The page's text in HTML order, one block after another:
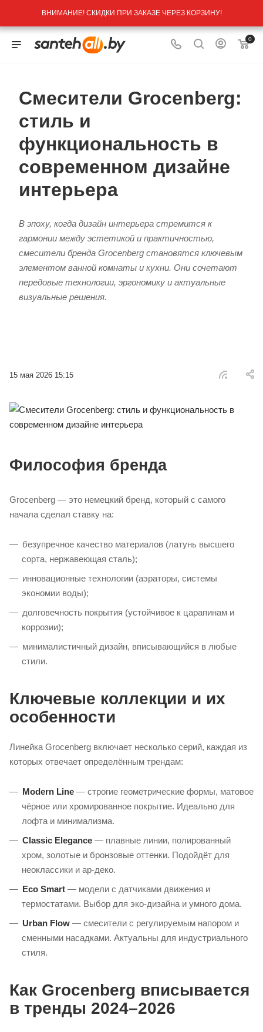
ВНИМАНИЕ! СКИДКИ ПРИ ЗАКАЗЕ ЧЕРЕЗ КОРЗИНУ!
0
Смесители Grocenberg:
стиль и
функциональность в
современном дизайне
интерьера
В эпоху, когда дизайн интерьера стремится к
гармонии между эстетикой и практичностью,
смесители бренда Grocenberg становятся ключевым
элементом ванной комнаты и кухни. Они сочетают
передовые технологии, эргономику и актуальные
визуальные решения.
15 мая 2026 15:15
Философия бренда
Grocenberg — это немецкий бренд, который с самого
начала сделал ставку на:
безупречное качество материалов (латунь высшего
сорта, нержавеющая сталь);
инновационные технологии (аэраторы, системы
экономии воды);
долговечность покрытия (устойчивое к царапинам и
коррозии);
минималистичный дизайн, вписывающийся в любые
стили.
Ключевые коллекции и их
особенности
Линейка Grocenberg включает несколько серий, каждая из
которых отвечает определённым трендам:
Modern Line — строгие геометрические формы, матовое
чёрное или хромированное покрытие. Идеально для
лофта и минимализма.
Classic Elegance — плавные линии, полированный
хром, золотые и бронзовые оттенки. Подойдёт для
неоклассики и ар‑деко.
Eco Smart — модели с датчиками движения и
термостатами. Выбор для эко‑дизайна и умного дома.
Urban Flow — смесители с регулируемым напором и
сменными насадками. Актуальны для индустриального
стиля.
Как Grocenberg вписывается
в тренды 2024–2026